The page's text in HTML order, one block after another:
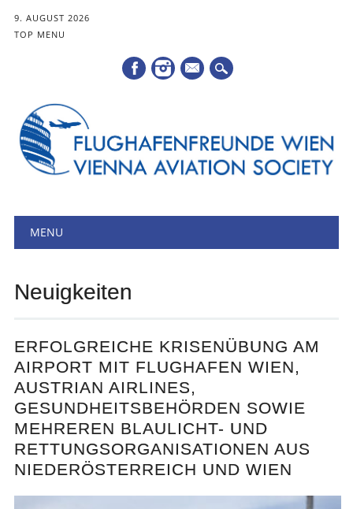
9. AUGUST 2026
TOP MENU
Mail
Hauptmenü
MENU
Neuigkeiten
ERFOLGREICHE KRISENÜBUNG AM
AIRPORT MIT FLUGHAFEN WIEN,
AUSTRIAN AIRLINES,
GESUNDHEITSBEHÖRDEN SOWIE
MEHREREN BLAULICHT- UND
RETTUNGSORGANISATIONEN AUS
NIEDERÖSTERREICH UND WIEN